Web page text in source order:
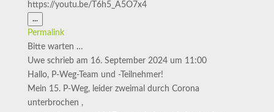
https://youtu.be/T6h5_A5O7x4
...Diese
Metabox
Permalink
Bitte warten …
Uwe schrieb am 16. September 2024 um 11:00
Hallo, P-Weg-Team und -Teilnehmer!
Mein 15. P-Weg, leider zweimal durch Corona
unterbrochen ,